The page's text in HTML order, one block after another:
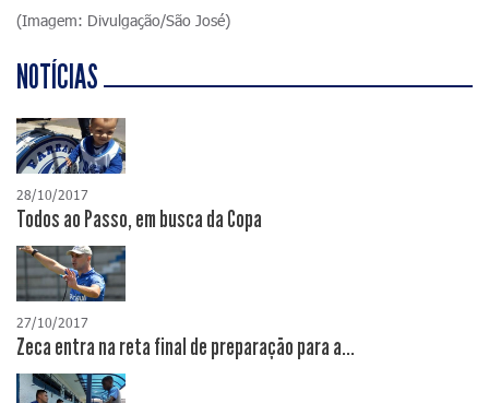
(Imagem: Divulgação/São José)
NOTÍCIAS
28/10/2017
Todos ao Passo, em busca da Copa
27/10/2017
Zeca entra na reta final de preparação para a...